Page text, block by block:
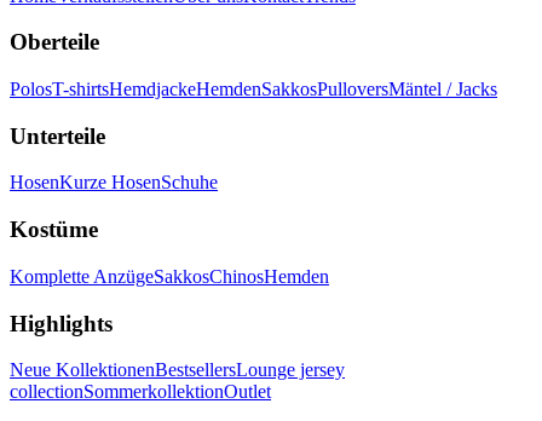
Oberteile
PolosT-shirtsHemdjackeHemdenSakkosPulloversMäntel / Jacks
Unterteile
HosenKurze HosenSchuhe
Kostüme
Komplette AnzügeSakkosChinosHemden
Highlights
Neue KollektionenBestsellersLounge jersey
collectionSommerkollektionOutlet